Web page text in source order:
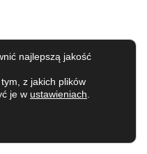
najlepszą jakość
z jakich plików
je w ustawieniach